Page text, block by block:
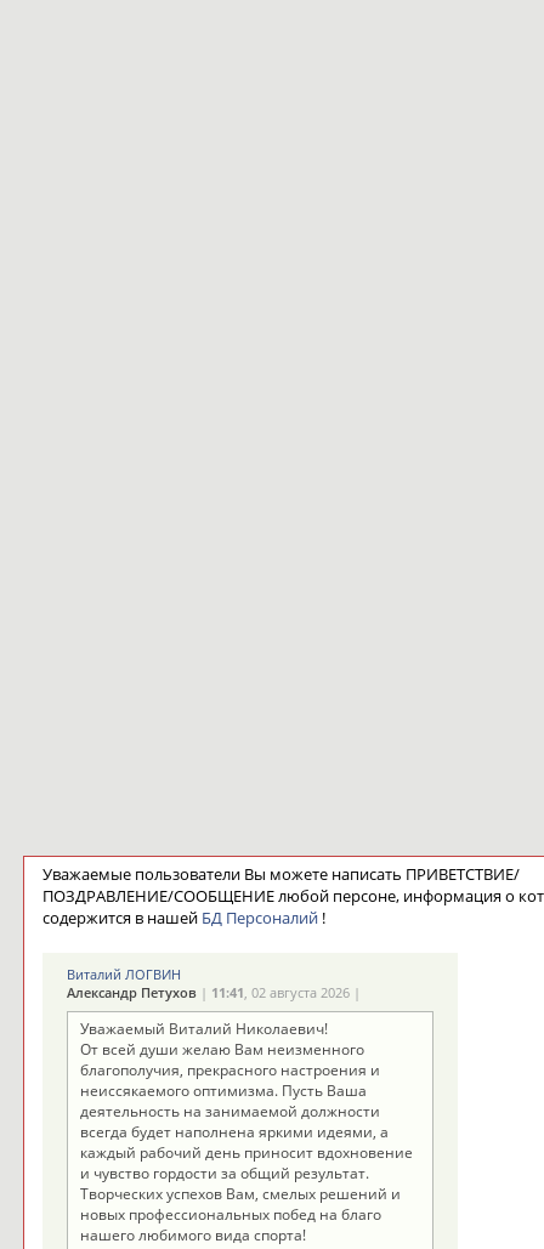
Уважаемые пользователи Вы можете написать ПРИВЕТСТВИЕ/
ПОЗДРАВЛЕНИЕ/СООБЩЕНИЕ любой персоне, информация о
содержится в нашей БД Персоналий!
Виталий ЛОГВИН
Александр Петухов| 11:41, 02 августа 2026 |
Уважаемый Виталий Николаевич!
От всей души желаю Вам неизменного
благополучия, прекрасного настроения и
неиссякаемого оптимизма. Пусть Ваша
деятельность на занимаемой должности
всегда будет наполнена яркими идеями, а
каждый рабочий день приносит вдохновение
и чувство гордости за общий результат.
Творческих успехов Вам, смелых решений и
новых профессиональных побед на благо
нашего любимого вида спорта!